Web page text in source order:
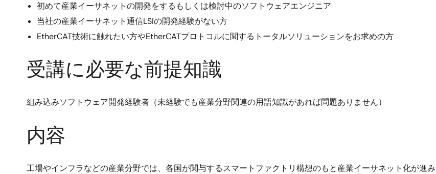
初めて産業イーサネットの開発をするもしくは検討中のソフトウェアエンジニア
当社の産業イーサネット通信LSIの開発経験がない方
EtherCAT技術に触れたい方やEtherCATプロトコルに関するトータルソリューションをお求めの方
受講に必要な前提知識
組み込みソフトウェア開発経験者（未経験でも産業分野関連の用語知識があれば問題ありません）
内容
工場やインフラなどの産業分野では、各国が関与するスマートファクトリ構想のもと産業イーサネット化が進